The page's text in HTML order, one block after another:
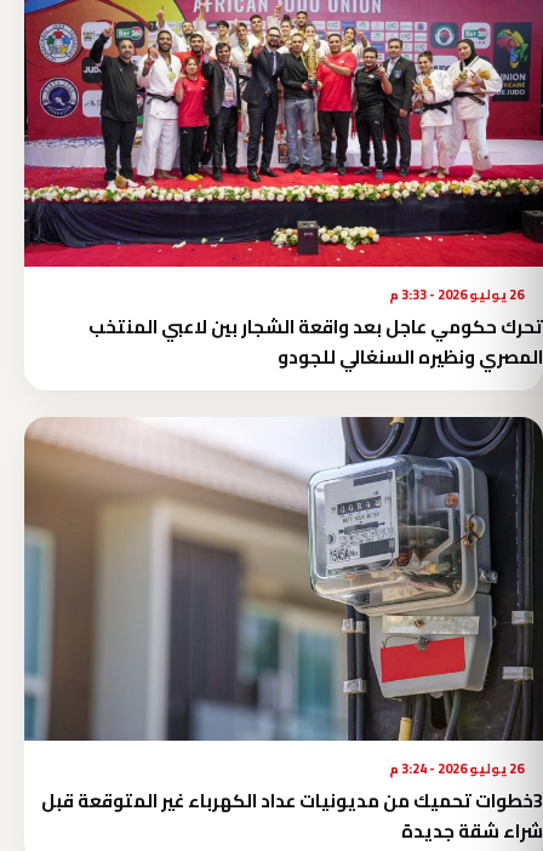
26 يوليو 2026 - 3:33 م
تحرك حكومي عاجل بعد واقعة الشجار بين لاعبي المنتخب
المصري ونظيره السنغالي للجودو
26 يوليو 2026 - 3:24 م
3خطوات تحميك من مديونيات عداد الكهرباء غير المتوقعة قبل
شراء شقة جديدة